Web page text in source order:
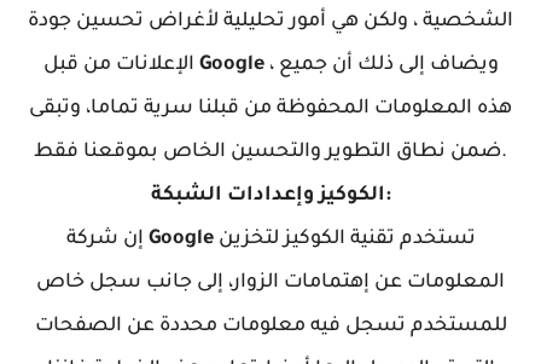
الشخصية ، ولكن هي أمور تحليلية لأغراض تحسين جودة
Google، ويضاف إلى ذلك أن جميع
هذه المعلومات المحفوظة من قبلنا سرية تماما، وتبقى
ضمن نطاق التطوير والتحسين الخاص بموقعنا فقط.
الكوكيز وإعدادات الشبكة:
Googleتستخدم تقنية الكوكيز لتخزين
المعلومات عن إهتمامات الزوار، إلى جانب سجل خاص
للمستخدم تسجل فيه معلومات محددة عن الصفحات